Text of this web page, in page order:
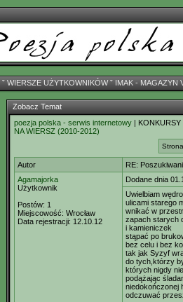
ˇ WIERSZE UŻYTKOWNIKÓWˇ IMAK - MAGAZYN
Zobacz Temat
poezja polska - serwis internetowy |
NA WIERSZ (2010-2012)
Autor
RE:
Agamajorka
Użytkownik
Postów: 1
Miejscowość: Wrocław
Data rejestracji: 12.10.12
Dodane dnia
Uwielbiam
ulicami starego
wnikać w
zapach starych
i kamieniczek
stąpać po
bez celu i bez
tak jak Syzyf
do tych,którzy
których nigdy
podążając
niedokończonej
odczuwać